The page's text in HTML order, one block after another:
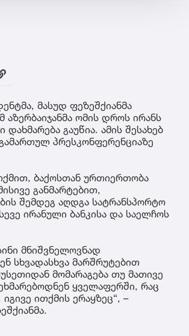
მასუდ ფეზეშქიანმა
აზერბაიჯანმა ომის დროს ირანს
დახმარება გაუწია. ამის შესახებ
პრესკონფერენციაზე
ბაქოსთან ურთიერთობა
განმარტებით,
შემდეგ აღდგა სატრანსპორტო
ირანული ბანკისა და საელჩოს
მნიშვნელოვნად
სხვადასხვა მარშრუტებით
მომარაგება თუ მათივე
ყველაფერში, რაც
ითქმის ერაყზეც“, –